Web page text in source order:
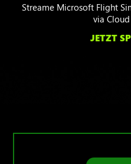
Streame Microsoft Flight
via
JETZT